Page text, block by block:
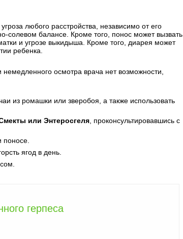
любого расстройства, независимо от его
солевом балансе. Кроме того, понос может вызвать
и угрозе выкидыша. Кроме того, диарея может
ребенка.
осмотра врача нет возможности,
из ромашки или зверобоя, а также использовать
или Энтеросгеля , проконсультировавшись с
ягод в день.
герпеса